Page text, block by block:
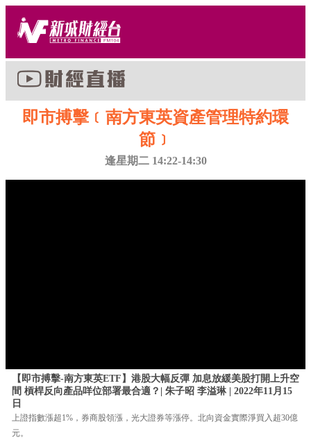
即市搏擊﹝南方東英資產管理特約環
節﹞
逢星期二 14:22-14:30
【即市搏擊-南方東英ETF】港股大幅反彈 加息放緩美股打開上升空
間 槓桿反向產品咩位部署最合適？| 朱子昭 李溢琳 | 2022年11月15
日
上證指數漲超1%，券商股領漲，光大證券等漲停。北向資金實際淨買入超30億
元。